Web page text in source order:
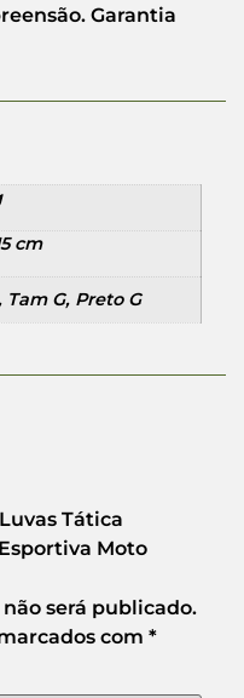
Garantia
cm
Tam G, Preto G
Tática
Moto
será publicado.
com *